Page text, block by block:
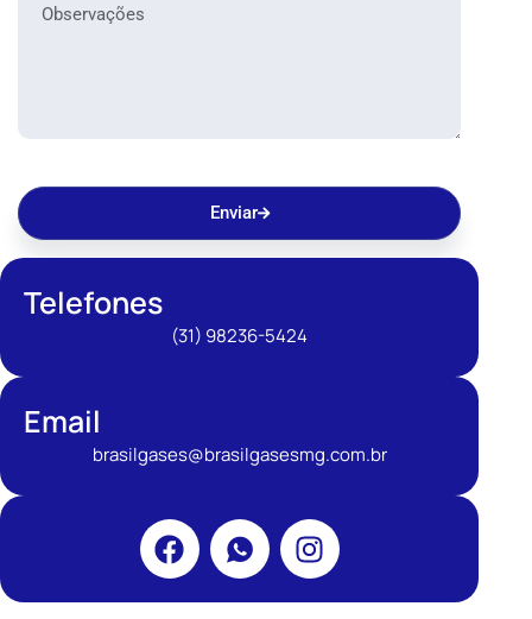
Enviar
Telefones
(31) 98236-5424
Email
brasilgases@brasilgasesmg.com.br